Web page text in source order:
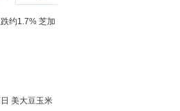
约1.7% 芝加
美大豆玉米